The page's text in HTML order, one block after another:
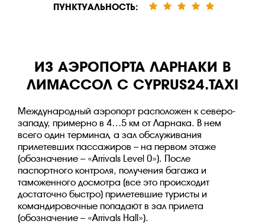
ИЗ АЭРОПОРТА ЛАРНАКИ В
ЛИМАССОЛ С CYPRUS24.TAXI
Международный аэропорт расположен к северо-
западу, примерно в 4…5 км от Ларнака. В нем
всего один терминал, а зал обслуживания
прилетевших пассажиров – на первом этаже
(обозначение – «Arrivals Level 0»). После
паспортного контроля, получения багажа и
таможенного досмотра (все это происходит
достаточно быстро) прилетевшие туристы и
командировочные попадают в зал прилета
(обозначение – «Arrivals Hall»).
ПУНКТУАЛЬНОСТЬ: